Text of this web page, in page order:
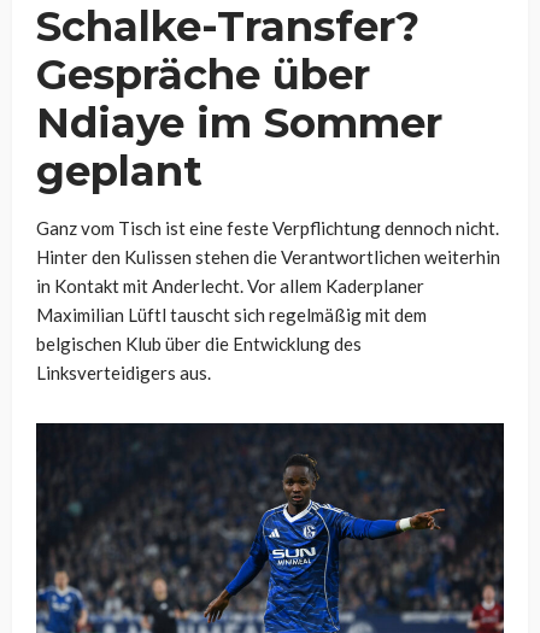
Schalke-Transfer?
Gespräche über
Ndiaye im Sommer
geplant
Ganz vom Tisch ist eine feste Verpflichtung dennoch nicht.
Hinter den Kulissen stehen die Verantwortlichen weiterhin
in Kontakt mit Anderlecht. Vor allem Kaderplaner
Maximilian Lüftl tauscht sich regelmäßig mit dem
belgischen Klub über die Entwicklung des
Linksverteidigers aus.